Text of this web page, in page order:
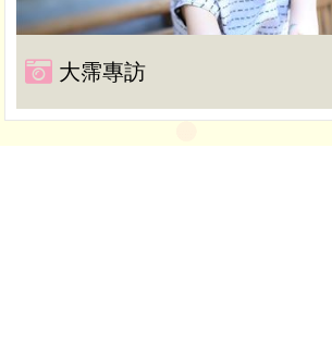
大霈專訪